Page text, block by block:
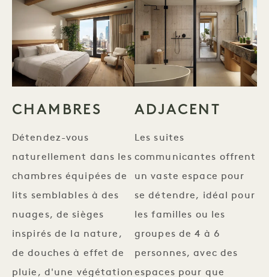
CHAMBRES
Détendez-vous
naturellement dans les
chambres équipées de
lits semblables à des
nuages, de sièges
inspirés de la nature,
de douches à effet de
pluie, d'une végétation
ADJACENT
Les suites
communicantes offrent
un vaste espace pour
se détendre, idéal pour
les familles ou les
groupes de 4 à 6
personnes, avec des
espaces pour que